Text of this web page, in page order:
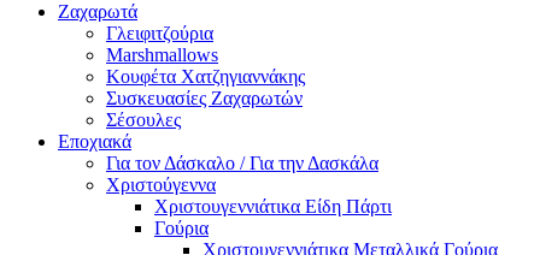
Ζαχαρωτά
Γλειφιτζούρια
Marshmallows
Κουφέτα Χατζηγιαννάκης
Συσκευασίες Ζαχαρωτών
Σέσουλες
Εποχιακά
Για τον Δάσκαλο / Για την Δασκάλα
Χριστούγεννα
Χριστουγεννιάτικα Είδη Πάρτι
Γούρια
Χριστουγεννιάτικα Μεταλλικά Γούρια